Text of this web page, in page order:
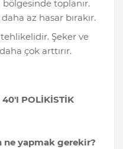
toplanır.
az hasar bırakır.
Şeker ve
çok arttırır.
40'I POLİKİSTİK
yapmak gerekir?